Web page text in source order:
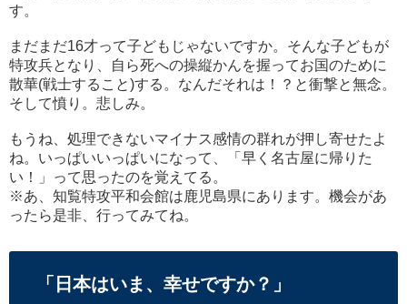
す。
まだまだ16才って子どもじゃないですか。そんな子どもが
特攻兵となり、自ら死への操縦かんを握ってお国のために
散華(戦士すること)する。なんだそれは！？と衝撃と無念。
そして憤り。悲しみ。
もうね、処理できないマイナス感情の群れが押し寄せたよ
ね。いっぱいいっぱいになって、「早く名古屋に帰りた
い！」って思ったのを覚えてる。
※あ、知覧特攻平和会館は鹿児島県にあります。機会があ
ったら是非、行ってみてね。
「日本はいま、幸せですか？」